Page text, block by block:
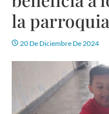
la
20 De Diciembre De 2024